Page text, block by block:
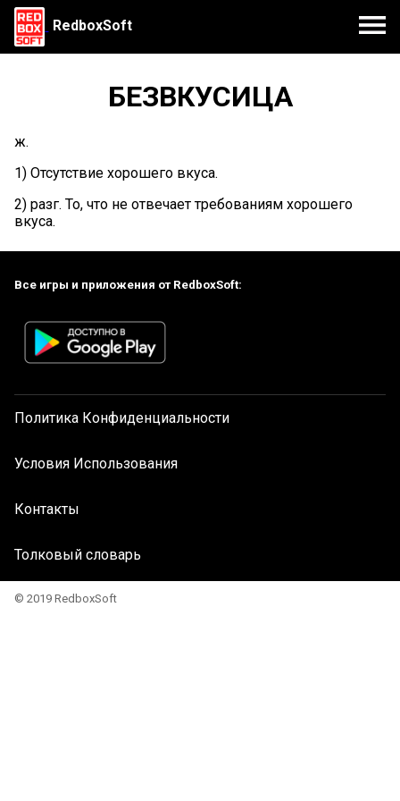
RedboxSoft
БЕЗВКУСИЦА
ж.
1) Отсутствие хорошего вкуса.
2) разг. То, что не отвечает требованиям хорошего
вкуса.
Все игры и приложения от RedboxSoft:
Политика Конфиденциальности
Условия Использования
Контакты
Толковый словарь
© 2019 RedboxSoft